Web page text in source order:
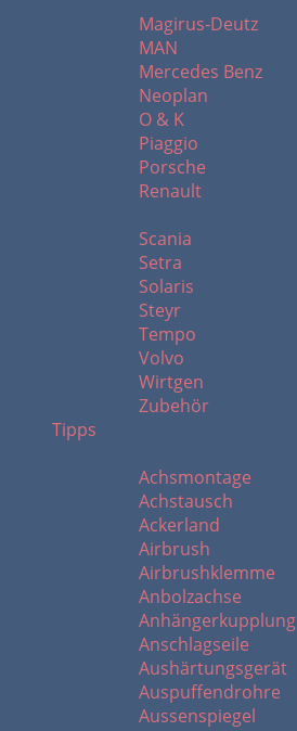
Magirus-Deutz
MAN
Mercedes Benz
Neoplan
O & K
Piaggio
Porsche
Renault
Scania
Setra
Solaris
Steyr
Tempo
Volvo
Wirtgen
Zubehör
Tipps
Achsmontage
Achstausch
Ackerland
Airbrush
Airbrushklemme
Anbolzachse
Anhängerkupplung
Anschlagseile
Aushärtungsgerät
Auspuffendrohre
Aussenspiegel